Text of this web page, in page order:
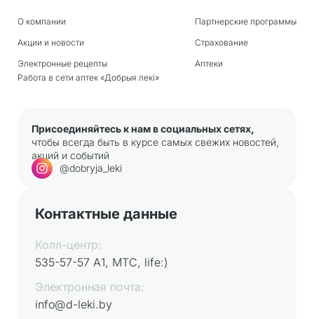
О компании
Акции и новости
Электронные рецепты
Партнерские программы
Страхование
Аптеки
Работа в сети аптек «Добрыя лекi»
Присоединяйтесь к нам в социальных сетях,
чтобы всегда быть в курсе самых свежих новостей,
акций и событий
@dobryja_leki
Контактные данные
Колл-центр:
535-57-57 А1, МТС, life:)
Электронная почта:
info@d-leki.by